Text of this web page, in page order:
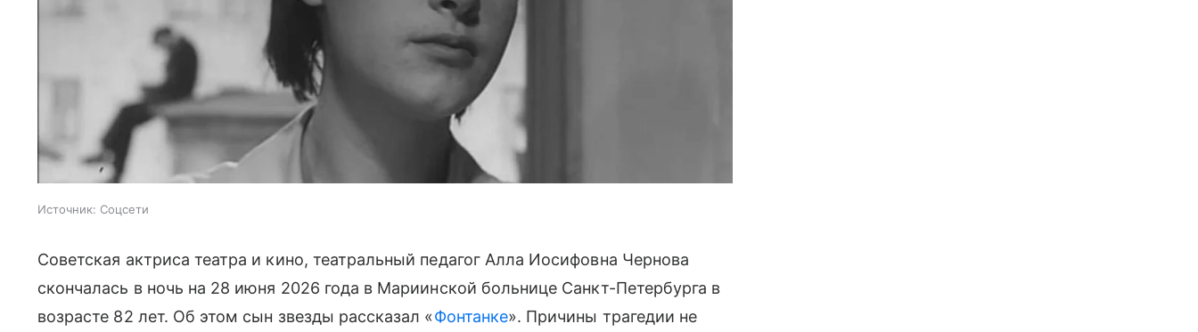
Источник: Соцсети
Советская актриса театра и кино, театральный педагог Алла Иосифовна Чернова
скончалась в ночь на 28 июня 2026 года в Мариинской больнице Санкт-Петербурга в
возрасте 82 лет. Об этом сын звезды рассказал «Фонтанке». Причины трагедии не